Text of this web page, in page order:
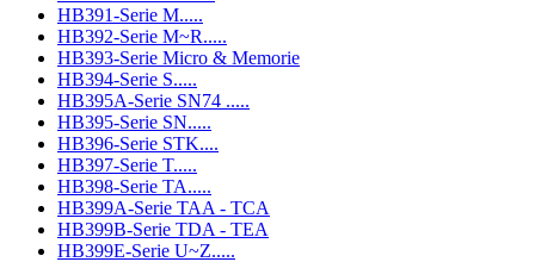
HB391-Serie M.....
HB392-Serie M~R.....
HB393-Serie Micro & Memorie
HB394-Serie S.....
HB395A-Serie SN74 .....
HB395-Serie SN.....
HB396-Serie STK....
HB397-Serie T.....
HB398-Serie TA.....
HB399A-Serie TAA - TCA
HB399B-Serie TDA - TEA
HB399E-Serie U~Z.....